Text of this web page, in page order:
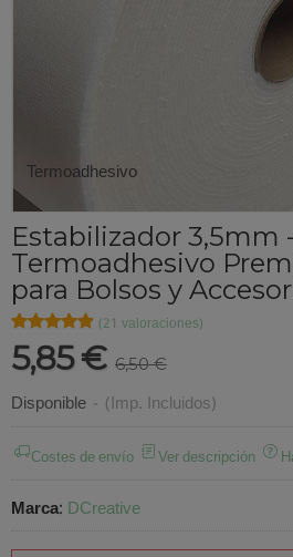
Termoadhesivo
Estabilizador 3,5mm -
Termoadhesivo
para Bolsos y
★★★★★
★★★★★ (21 valoraciones)
5,85 € 6,50 €
Disponible - (Imp. Incluidos)
Costes de envío Ver descripción
Marca: DCreative